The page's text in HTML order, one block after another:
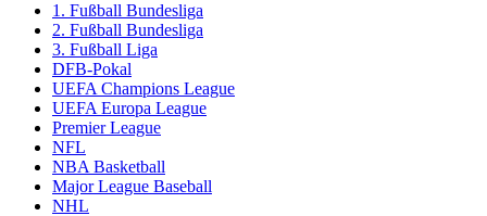
1. Fußball Bundesliga
2. Fußball Bundesliga
3. Fußball Liga
DFB-Pokal
UEFA Champions League
UEFA Europa League
Premier League
NFL
NBA Basketball
Major League Baseball
NHL